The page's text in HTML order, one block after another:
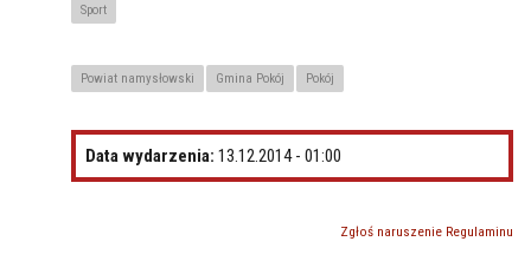
Sport
Powiat namysłowski Gmina Pokój Pokój
Data wydarzenia: 13.12.2014 - 01:00
Zgłoś naruszenie Regulaminu